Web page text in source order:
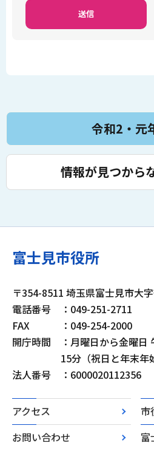
令和2・元
情報が見つから
富士見市役所
〒354-8511 埼玉県富士見市大
電話番号
：049-251-2711
FAX
：049-254-2000
開庁時間
：月曜日から金曜
15分（祝日と年末年
法人番号
：6000020112356
アクセス
市
お問い合わせ
富